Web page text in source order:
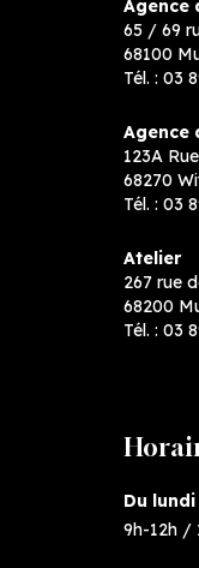
Agence
65 / 69
68100
Tél. :03
Agence
123A
68270
Tél. :03
Atelier
267 rue
68200
Tél. :03
Du
9h-12h /